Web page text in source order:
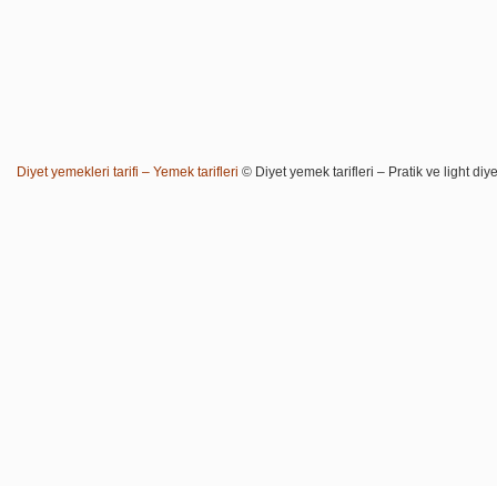
Diyet yemekleri tarifi – Yemek tarifleri © Diyet yemek tarifleri – Pratik ve light